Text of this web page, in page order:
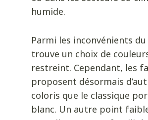
humide.
Parmi les inconvénients du
trouve un choix de
restreint. Cependant, les
proposent désormais
coloris que le classique
blanc. Un autre point